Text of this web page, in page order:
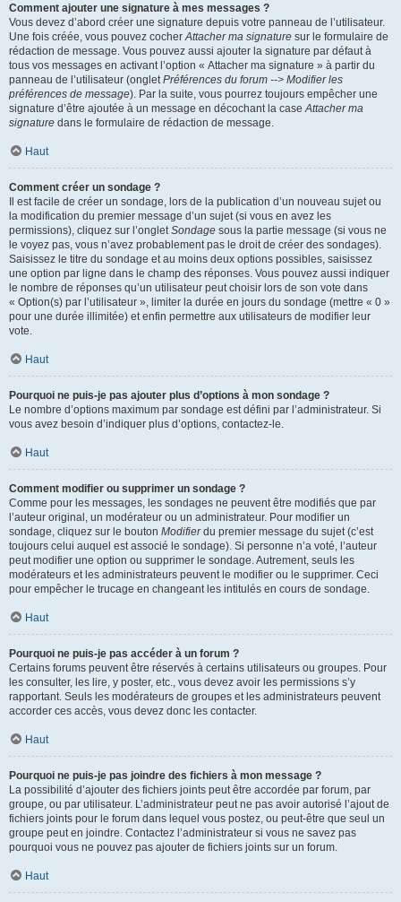
Comment ajouter une signature à mes messages ?
Vous devez d’abord créer une signature depuis votre panneau de l’utilisateur.
Une fois créée, vous pouvez cocherAttacher ma signature sur le formulaire de
rédaction de message. Vous pouvez aussi ajouter la signature par défaut à
tous vos messages en activant l’option « Attacher ma signature » à partir du
panneau de l’utilisateur (ongletPréférences du forum --> Modifier les
préférences de message). Par la suite, vous pourrez toujours empêcher une
signature d’être ajoutée à un message en décochant la caseAttacher ma
signature dans le formulaire de rédaction de message.
Haut
Comment créer un sondage ?
Il est facile de créer un sondage, lors de la publication d’un nouveau sujet ou
la modification du premier message d’un sujet (si vous en avez les
permissions), cliquez sur l’ongletSondage sous la partie message (si vous ne
le voyez pas, vous n’avez probablement pas le droit de créer des sondages).
Saisissez le titre du sondage et au moins deux options possibles, saisissez
une option par ligne dans le champ des réponses. Vous pouvez aussi indiquer
le nombre de réponses qu’un utilisateur peut choisir lors de son vote dans
« Option(s) par l’utilisateur », limiter la durée en jours du sondage (mettre « 0 »
pour une durée illimitée) et enfin permettre aux utilisateurs de modifier leur
vote.
Haut
Pourquoi ne puis-je pas ajouter plus d’options à mon sondage ?
Le nombre d’options maximum par sondage est défini par l’administrateur. Si
vous avez besoin d’indiquer plus d’options, contactez-le.
Haut
Comment modifier ou supprimer un sondage ?
Comme pour les messages, les sondages ne peuvent être modifiés que par
l’auteur original, un modérateur ou un administrateur. Pour modifier un
sondage, cliquez sur le bouton Modifierdu premier message du sujet (c’est
toujours celui auquel est associé le sondage). Si personne n’a voté, l’auteur
peut modifier une option ou supprimer le sondage. Autrement, seuls les
modérateurs et les administrateurs peuvent le modifier ou le supprimer. Ceci
pour empêcher le trucage en changeant les intitulés en cours de sondage.
Haut
Pourquoi ne puis-je pas accéder à un forum ?
Certains forums peuvent être réservés à certains utilisateurs ou groupes. Pour
les consulter, les lire, y poster, etc., vous devez avoir les permissions s’y
rapportant. Seuls les modérateurs de groupes et les administrateurs peuvent
accorder ces accès, vous devez donc les contacter.
Haut
Pourquoi ne puis-je pas joindre des fichiers à mon message ?
La possibilité d’ajouter des fichiers joints peut être accordée par forum, par
groupe, ou par utilisateur. L’administrateur peut ne pas avoir autorisé l’ajout de
fichiers joints pour le forum dans lequel vous postez, ou peut-être que seul un
groupe peut en joindre. Contactez l’administrateur si vous ne savez pas
pourquoi vous ne pouvez pas ajouter de fichiers joints sur un forum.
Haut